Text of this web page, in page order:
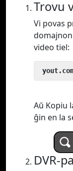
Trovu
Vi povas
video tiel:
Aŭ Kopiu
ĝin en la
DVR-